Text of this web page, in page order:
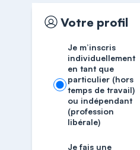
Votre profil
Je m’inscris
individuellement
en tant que
particulier (hors
temps de travail)
ou indépendant
(profession
libérale)
Je fais une